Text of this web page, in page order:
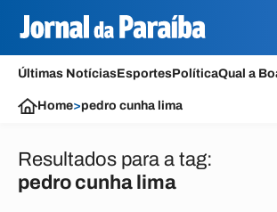
Últimas NotíciasEsportesPolíticaQual a
Home>pedro cunha lima
Resultados para a tag:
pedro cunha lima